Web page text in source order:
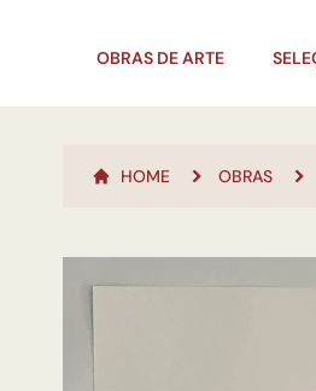
OBRAS DE ARTE
HOME OBRAS